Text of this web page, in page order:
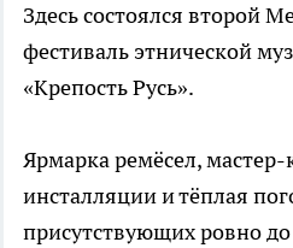
Здесь состоялся второй
фестиваль этнической
«Крепость Русь».
Ярмарка ремёсел, мастер-
инсталляции и тёплая
присутствующих ровно до